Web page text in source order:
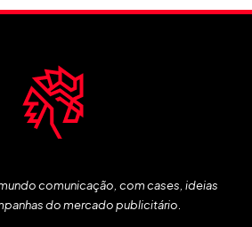
comunicação, com cases, ideias
do mercado publicitário.